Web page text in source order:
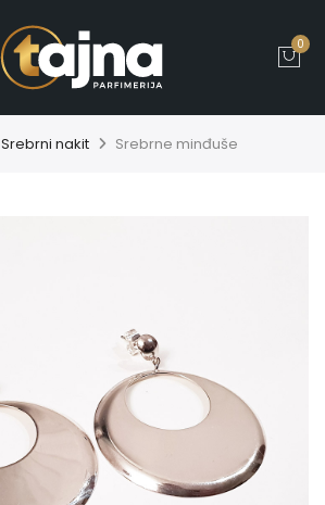
0
Srebrni nakit Srebrne minđuše